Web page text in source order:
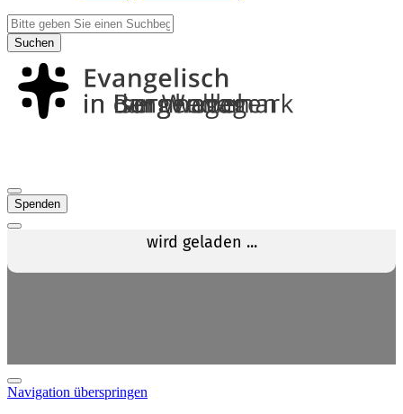
Suchen
Spenden
Navigation überspringen